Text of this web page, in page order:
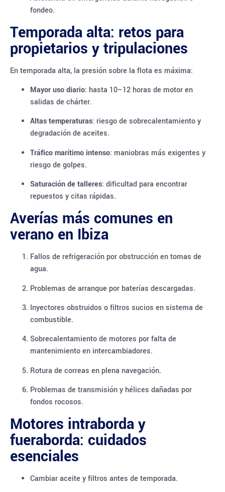
fondeo.
Temporada alta: retos para
propietarios y tripulaciones
En temporada alta, la presión sobre la flota es máxima:
Mayor uso diario: hasta 10–12 horas de motor en
salidas de chárter.
Altas temperaturas: riesgo de sobrecalentamiento y
degradación de aceites.
Tráfico marítimo intenso: maniobras más exigentes y
riesgo de golpes.
Saturación de talleres: dificultad para encontrar
repuestos y citas rápidas.
Averías más comunes en
verano en Ibiza
Fallos de refrigeración por obstrucción en tomas de
agua.
Problemas de arranque por baterías descargadas.
Inyectores obstruidos o filtros sucios en sistema de
combustible.
Sobrecalentamiento de motores por falta de
mantenimiento en intercambiadores.
Rotura de correas en plena navegación.
Problemas de transmisión y hélices dañadas por
fondos rocosos.
Motores intraborda y
fueraborda: cuidados
esenciales
Cambiar aceite y filtros antes de temporada.